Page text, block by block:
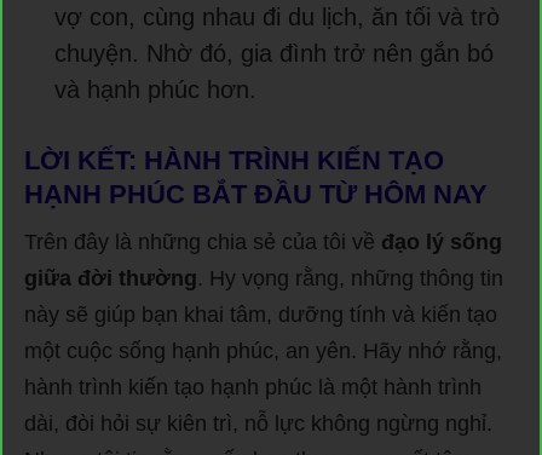
vợ con, cùng nhau đi du lịch, ăn tối và trò
chuyện. Nhờ đó, gia đình trở nên gắn bó
và hạnh phúc hơn.
LỜI KẾT: HÀNH TRÌNH KIẾN TẠO
HẠNH PHÚC BẮT ĐẦU TỪ HÔM NAY
Trên đây là những chia sẻ của tôi về đạo lý sống
giữa đời thường. Hy vọng rằng, những thông tin
này sẽ giúp bạn khai tâm, dưỡng tính và kiến tạo
một cuộc sống hạnh phúc, an yên. Hãy nhớ rằng,
hành trình kiến tạo hạnh phúc là một hành trình
dài, đòi hỏi sự kiên trì, nỗ lực không ngừng nghỉ.